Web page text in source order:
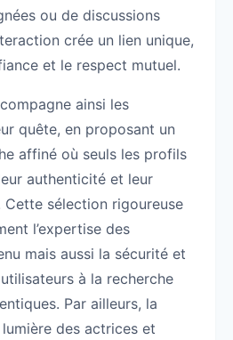
ou de discussions
crée un lien unique,
et le respect mutuel.
ainsi les
quête, en proposant un
affiné où seuls les profils
authenticité et leur
Cette sélection rigoureuse
l’expertise des
mais aussi la sécurité et
à la recherche
Par ailleurs, la
des actrices et